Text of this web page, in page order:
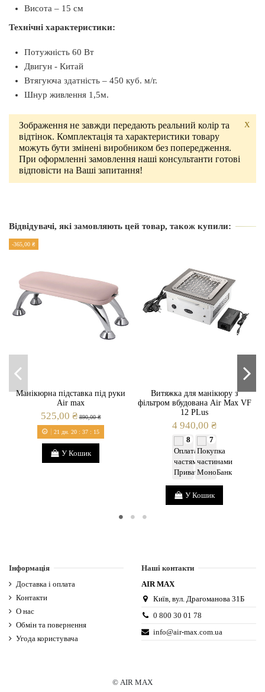
Висота – 15 см
Технічні характеристики:
Потужність 60 Вт
Двигун - Китай
Втягуюча здатність – 450 куб. м/г.
Шнур живлення 1,5м.
Зображення не завжди передають реальний колір та
відтінок. Комплектація та характеристики товару
можуть бути змінені виробником без попередження.
При оформленні замовлення наші консультанти готові
відповісти на Ваші запитання!
X
Країна виробник Україна
Гарантія
Потужність
Вид Настільна
Регулювання потужності Ні
Відвідувачі, які замовляють цей товар, також купили:
-365,00 ₴
Манікюрна підставка під руки
Air max
525,00 ₴ 890,00 ₴
21 дн. 20: 37: 15
У Кошик
Витяжка для манікюру з
фільтром вбудована Air Max VF
12 PLus
4 940,00 ₴
8 7
У Кошик
Інформація
Доставка і оплата
Контакти
О нас
Обмін та повернення
Угода користувача
Наші контакти
AIR MAX
Київ, вул. Драгоманова 31Б
0 800 30 01 78
info@air-max.com.ua
© AIR MAX